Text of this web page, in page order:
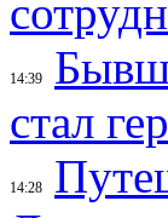
14:39
стал
14:28